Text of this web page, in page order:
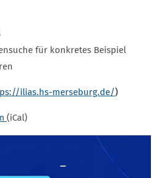
für konkretes Beispiel
ilias.hs-merseburg.de/)
(iCal)